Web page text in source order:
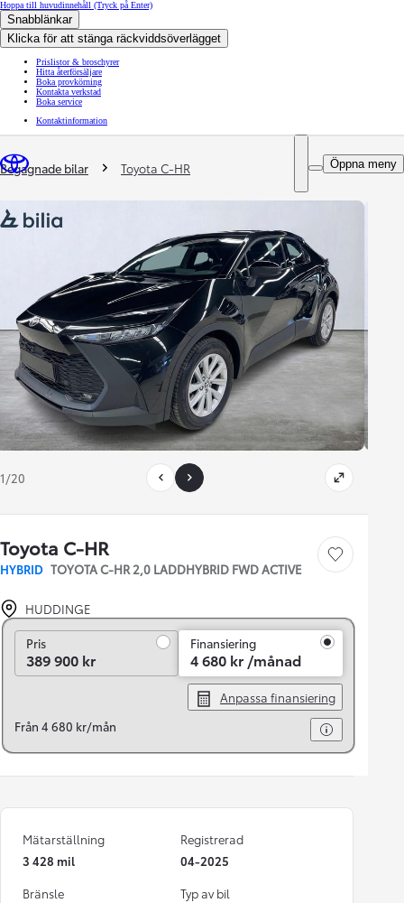
Hoppa till huvudinnehåll (Tryck på Enter)
Snabblänkar
Klicka för att stänga räckviddsöverlägget
Prislistor & broschyrer
Hitta återförsäljare
Boka provkörning
Kontakta verkstad
Boka service
Kontaktinformation
Öppna meny
You are here
Begagnade bilar Toyota C-HR
1/20
Toyota C-HR
HYBRID TOYOTA C-HR 2,0 LADDHYBRID FWD ACTIVE
Save car
HUDDINGE
PrisPris
389 900 kr
Finansiering
4 680 kr /månad
Anpassa finansiering
Från 4 680 kr/mån
Mätarställning
3 428 mil
Registrerad
04-2025
Bränsle
Typ av bil